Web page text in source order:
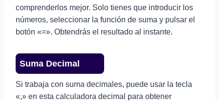
comprenderlos mejor. Solo tienes que introducir los
números, seleccionar la función de suma y pulsar el
botón «=». Obtendrás el resultado al instante.
Suma Decimal
Si trabaja con suma decimales, puede usar la tecla
«,» en esta calculadora decimal para obtener